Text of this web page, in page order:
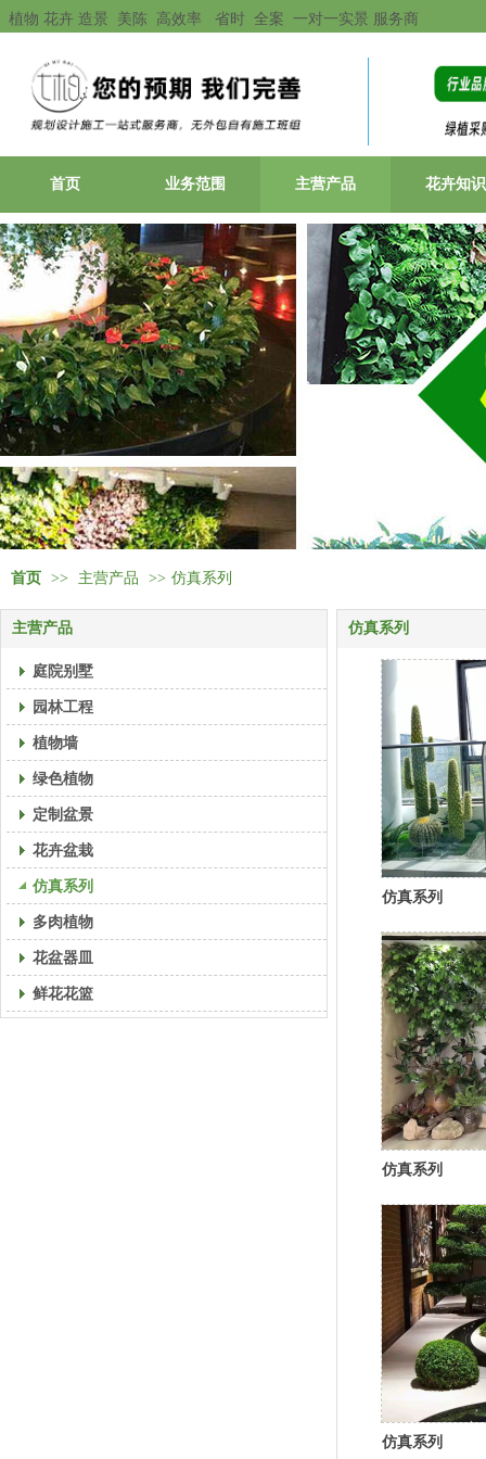
植物 花卉 造景 美陈 高效率 省时 全案 一对一实景 服务商
首页 业务范围 主营产品 花卉知识
首页 >> 主营产品 >> 仿真系列
主营产品
庭院别墅
园林工程
植物墙
绿色植物
定制盆景
花卉盆栽
仿真系列
多肉植物
花盆器皿
鲜花花篮
仿真系列
仿真系列
仿真系列
仿真系列